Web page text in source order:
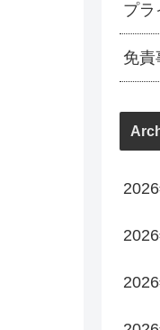
プラ
免責